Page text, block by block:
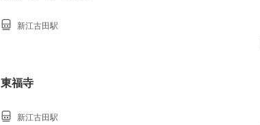
新江古田駅
東福寺
新江古田駅